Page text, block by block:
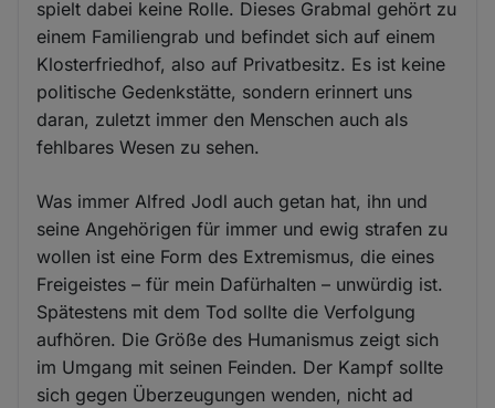
spielt dabei keine Rolle. Dieses Grabmal gehört zu
einem Familiengrab und befindet sich auf einem
Klosterfriedhof, also auf Privatbesitz. Es ist keine
politische Gedenkstätte, sondern erinnert uns
daran, zuletzt immer den Menschen auch als
fehlbares Wesen zu sehen.
Was immer Alfred Jodl auch getan hat, ihn und
seine Angehörigen für immer und ewig strafen zu
wollen ist eine Form des Extremismus, die eines
Freigeistes – für mein Dafürhalten – unwürdig ist.
Spätestens mit dem Tod sollte die Verfolgung
aufhören. Die Größe des Humanismus zeigt sich
im Umgang mit seinen Feinden. Der Kampf sollte
sich gegen Überzeugungen wenden, nicht ad